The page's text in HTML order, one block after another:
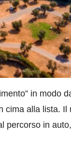
in modo
cima alla lista. Il
percorso in